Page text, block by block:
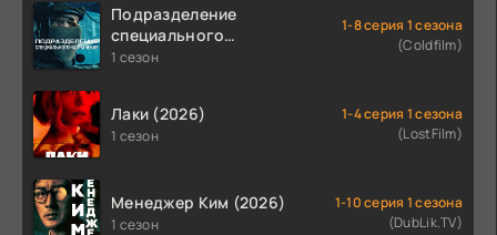
Подразделение
специального
назначения (2026)
1 сезон
1-8 серия 1 сезона
(Coldfilm)
Лаки (2026)
1 сезон
1-4 серия 1 сезона
(LostFilm)
Менеджер Ким (2026)
1 сезон
1-10 серия 1 сезона
(DubLik.TV)